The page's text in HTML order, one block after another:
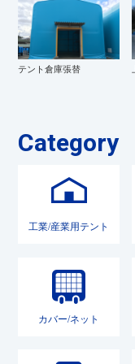
テント倉庫張替
Category
工業/産業用テント
カバー/ネット